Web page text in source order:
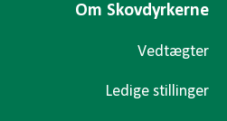
Om Skovdyrkerne
Vedtægter
Ledige stillinger